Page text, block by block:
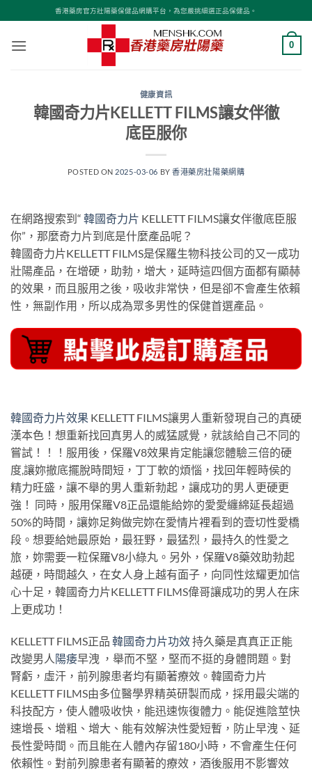
to
content
香港藥房官方壯陽藥保健品網購平台，為您嚴挑細選正品保健品。
0
健康資訊
韓國奇力片KELLETT FILMS讓女伴徹
底臣服你
POSTED ON 2025-03-06 BY香港藥房壯陽藥網購
在網路搜索到“ 韓國奇力片 KELLETT FILMS讓女伴徹底臣服
你”，那麼奇力片到底是什麼產品呢？
韓國奇力片KELLETT FILMS是保羅生物科技公司的又一成功
壯陽產品，在增硬，助勃，增大，延時這四個方面都有顯赫
的效果，而且服用之後，吸收非常快，但是卻不會產生依賴
性，無副作用，所以成為眾多男性的保健首選產品。
韓國奇力片效果 KELLETT FILMS讓男人重新發現自己的真硬
漢本色！想重新找回真男人的威猛感覺，就該給自己不同的
嘗試！！！服用後，保羅V8效果肯定能讓您體驗三倍的硬
度,讓妳撤底擺脫時間短，丁丁軟的煩惱，找回年輕時侯的
精力旺盛，讓不舉的男人重新勃起，讓成功的男人更硬更
強！ 同時，服用保羅V8正品還能給妳的愛愛纏綿延長超過
50%的時間，讓妳足夠做完妳在愛情片裡看到的壹切性愛橋
段。想要給她最原始，最狂野，最猛烈，最持久的性愛之
旅，妳需要一粒保羅V8小綠丸。另外，保羅V8藥效助勃起
越硬，時間越久，在女人身上越有面子，向同性炫耀更加信
心十足，韓國奇力片KELLETT FILMS偉哥讓成功的男人在床
上更成功！
KELLETT FILMS正品 韓國奇力片功效持久藥是真真正正能
改變男人 陽痿早洩 ，舉而不堅，堅而不挺的身體問題。對
腎虧，虛汗，前列腺患者均有顯著療效。韓國奇力片
KELLETT FILMS由多位醫學界精英研製而成，採用最尖端的
科技配方，使人體吸收快，能迅速恢復體力。能促進陰莖快
速增長、增粗、增大、能有效解決性愛短暫，防止早洩、延
長性愛時間。而且能在人體內存留180小時，不會產生任何
依賴性。對前列腺患者有顯著的療效，酒後服用不影響效